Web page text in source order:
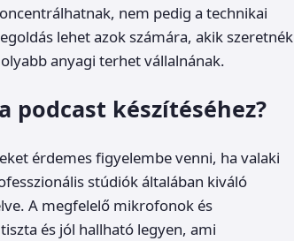
nem pedig a technikai
lehet azok számára, akik szeretnék
anyagi terhet vállalnának.
készítéséhez?
érdemes figyelembe venni, ha valaki
stúdiók általában kiváló
A megfelelő mikrofonok és
és jól hallható legyen, ami